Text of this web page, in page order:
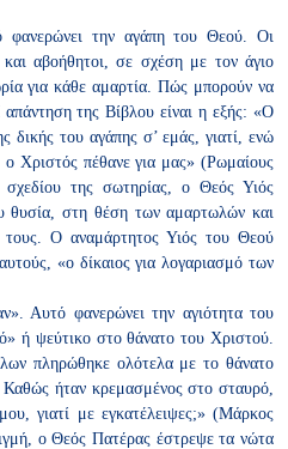
φανερώνει την αγάπη του Θεού. Οι
και αβοήθητοι, σε σχέση με τον άγιο
για κάθε αμαρτία. Πώς μπορούν να
της Βίβλου είναι ηεξής: «Ο
δικής του αγάπης σ’ εμάς,γιατί, ενώ
Χριστός πέθανε για μας» (Ρωμαίους
της σωτηρίας, ο Θεός Υιός
θυσία, στη θέση τωναμαρτωλών και
τους. Ο αναμάρτητοςΥιός του Θεού
«ο δίκαιος γιαλογαριασμό των
Αυτό φανερώνει την αγιότητα του
ή ψεύτικο στο θάνατο του Χριστού.
πληρώθηκε ολότελα με το θάνατο
ήταν κρεμασμένος στο σταυρό,
γιατί με εγκατέλειψες;» (Μάρκος
ο Θεός Πατέρας έστρεψε τα νώτα